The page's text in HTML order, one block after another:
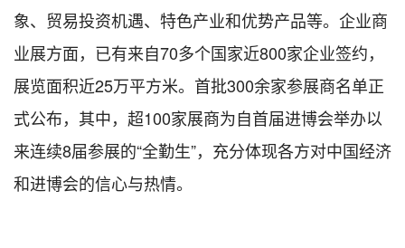
象、贸易投资机遇、特色产业和优势产品等。企业商
业展方面，已有来自70多个国家近800家企业签约，
展览面积近25万平方米。首批300余家参展商名单正
式公布，其中，超100家展商为自首届进博会举办以
来连续8届参展的“全勤生”，充分体现各方对中国经济
和进博会的信心与热情。